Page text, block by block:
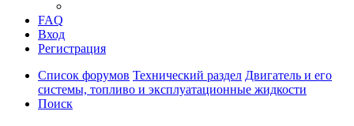
FAQ
Вход
Регистрация
Список форумов Технический раздел Двигатель и его
системы, топливо и эксплуатационные жидкости
Поиск